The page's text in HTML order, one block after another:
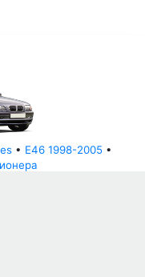
• E46 1998-2005 •